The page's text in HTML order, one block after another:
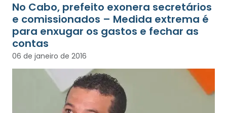
No Cabo, prefeito exonera secretários
e comissionados – Medida extrema é
para enxugar os gastos e fechar as
contas
06 de janeiro de 2016